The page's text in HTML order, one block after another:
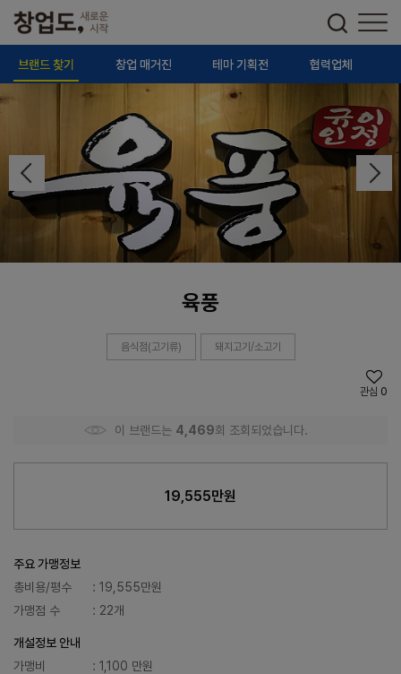
브랜드 찾기 창업 매거진 테마 기획전 협력업체
육풍
음식점(고기류) 돼지고기/소고기
관심 0
이 브랜드는 4,469회 조회되었습니다.
19,555만원
주요 가맹정보
총비용/평수
: 19,555만원
가맹점 수
: 22개
개설정보 안내
가맹비
: 1,100 만원